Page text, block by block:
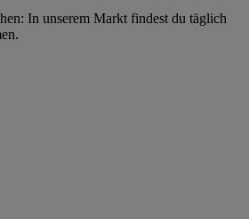
In unserem Markt findest du täglich